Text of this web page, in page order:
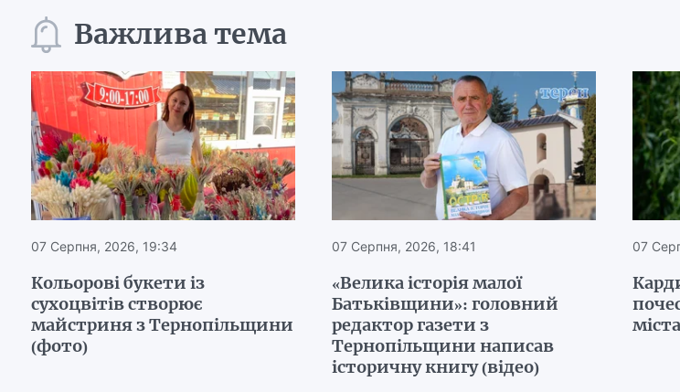
Важлива тема
07 Серпня, 2026, 19:34
Кольорові букети із
сухоцвітів створює
майстриня з Тернопільщини
(фото)
07 Серпня, 2026, 18:41
«Велика історія малої
Батьківщини»: головний
редактор газети з
Тернопільщини написав
історичну книгу (відео)
07